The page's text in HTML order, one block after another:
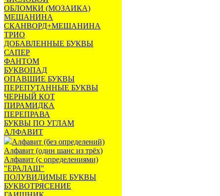
ОБЛОМКИ (МОЗАИКА)
МЕШАНИНА
СКАНВОРД+МЕШАНИНА
ТРИО
ДОБАВЛЕННЫЕ БУКВЫ
САПЕР
ФАНТОМ
БУКВОПАД
ОПАВШИЕ БУКВЫ
ПЕРЕПУТАННЫЕ БУКВЫ
ЧЕРНЫЙ КОТ
ПИРАМИДКА
ПЕРЕПРАВА
БУКВЫ ПО УГЛАМ
АЛФАВИТ
Алфавит (без определений)
Алфавит (один шанс из трёх)
Алфавит (с определениями)
"ЕРАЛАШ"
ПОЛУВИДИМЫЕ БУКВЫ
БУКВОТРЯСЕНИЕ